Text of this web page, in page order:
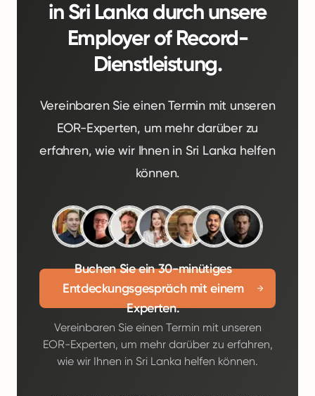
in Sri Lanka durch unsere
Employer of Record-
Dienstleistung.
Vereinbaren Sie einen Termin mit unseren
EOR-Experten, um mehr darüber zu
erfahren, wie wir Ihnen in Sri Lanka helfen
können.
Buchen Sie ein 30-minütiges
Entdeckungsgespräch mit einem
Experten.
Vereinbaren Sie einen Termin mit unseren
EOR-Experten, um mehr darüber zu erfahren,
wie wir Ihnen in Sri Lanka helfen können.